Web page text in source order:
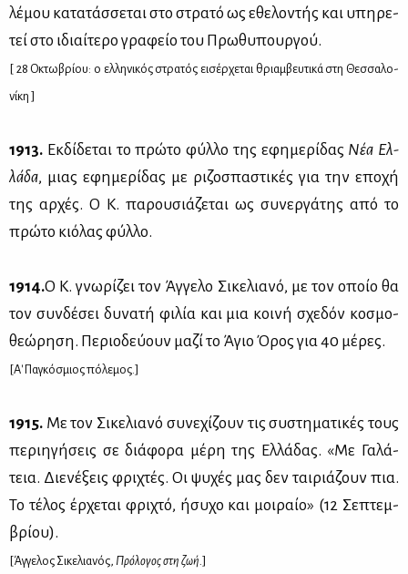
λέ­μου κα­τα­τάσ­σε­ται στο στρα­τό ως εθε­λο­ντής και υπη­ρε­
τεί στο ιδιαί­τε­ρο γρα­φείο του Πρω­θυ­πουρ­γού.
[ 28 Οκτω­βρί­ου: ο ελ­λη­νι­κός στρα­τός ει­σέρ­χε­ται θριαμ­βευ­τι­κά στη Θεσ­σα­λο­
νί­κη ]
1913. Εκ­δί­δε­ται το πρώ­το φύλ­λο της εφη­με­ρί­δας Νέα Ελ­
λά­δα, μιας εφη­με­ρί­δας με ρι­ζο­σπα­στι­κές για την επο­χή
της αρ­χές. Ο Κ. πα­ρου­σιά­ζε­ται ως συ­νερ­γά­της από το
πρώ­το κιό­λας φύλ­λο.
1914.O K. γνω­ρί­ζει τον Άγ­γε­λο Σι­κε­λια­νό, με τον οποίο θα
τον συν­δέ­σει δυ­να­τή φι­λία και μια κοι­νή σχε­δόν κο­σμο­
θε­ώ­ρη­ση. Πε­ριο­δεύ­ουν μα­ζί το Άγιο Όρος για 40 μέ­ρες.
[Α' Πα­γκό­σμιος πό­λε­μος.]
1915. Με τον Σι­κε­λια­νό συ­νε­χί­ζουν τις συ­στη­μα­τι­κές τους
πε­ρι­η­γή­σεις σε διά­φο­ρα μέ­ρη της Ελ­λά­δας. «Με Γα­λά­
τεια. Διε­νέ­ξεις φρι­χτές. Οι ψυ­χές μας δεν ται­ριά­ζουν πια.
Το τέ­λος έρ­χε­ται φρι­χτό, ήσυ­χο και μοι­ραίο» (12 Σε­πτεμ­
βρί­ου).
[Άγ­γε­λος Σι­κε­λια­νός, Πρό­λο­γος στη ζωή.]